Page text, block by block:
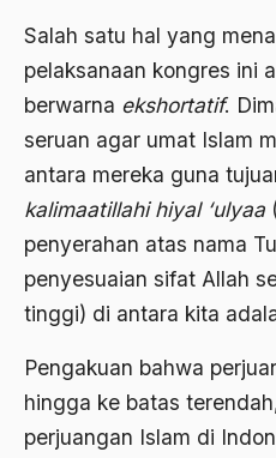
Salah satu hal yang
pelaksanaan kongres ini
berwarna ekshortatif.
seruan agar umat Islam
antara mereka guna
kalimaatillahi hiyal ‘ulyaa
penyerahan atas nama
penyesuaian sifat Allah
tinggi) di antara kita
Pengakuan bahwa
hingga ke batas
perjuangan Islam di
2001
2000
1998
1997
1996
1994
1993
Abu AMrin Ibnu Alla'
Abu Bakar Ba’asyir
Abu Hanifah
abu jihad
Abu Sangkan
Abu Zayd
Adagium
Adaptif Islam